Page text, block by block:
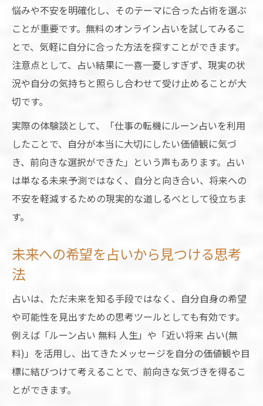
悩みや不安を明確化し、そのテーマに合った占術を選ぶ
ことが重要です。無料のオンライン占いを試してみるこ
とで、気軽に自分に合った方法を探すことができます。
注意点として、占い結果に一喜一憂しすぎず、現実の状
況や自分の気持ちと照らし合わせて受け止めることが大
切です。
実際の体験談として、「仕事の転機にルーン占いを利用
したことで、自分が本当に大切にしたい価値観に気づ
き、前向きな選択ができた」という声もあります。占い
は単なる未来予測ではなく、自分と向き合い、将来への
不安を軽減するための現実的な道しるべとして役立ちま
す。
未来への希望を占いから見つける思考
法
占いは、ただ未来を知る手段ではなく、自分自身の希望
や可能性を見出すための思考ツールとしても有効です。
例えば「ルーン占い 無料 人生」や「近い将来 占い(無
料)」を活用し、出てきたメッセージを自分の価値観や目
標に結びつけて考えることで、前向きな気づきを得るこ
とができます。